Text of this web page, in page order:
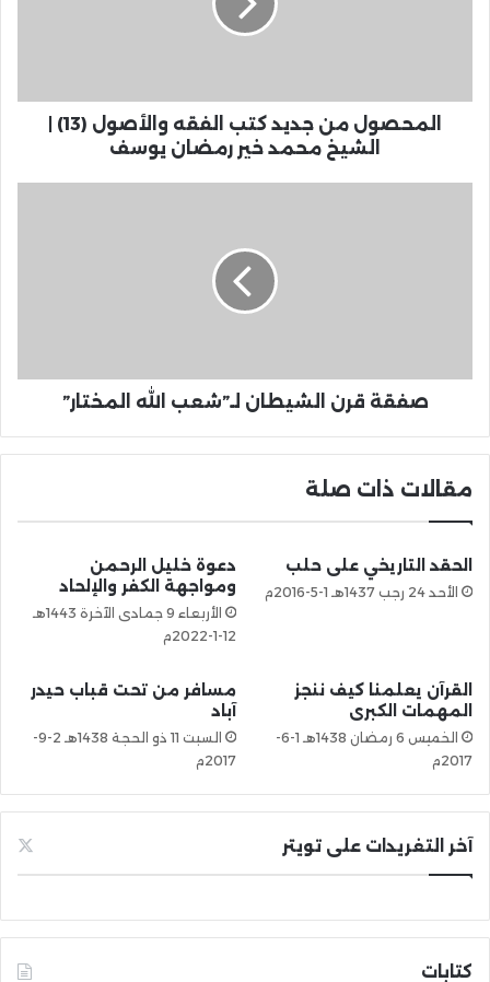
المحصول من جديد كتب الفقه والأصول (13) |
الشيخ محمد خير رمضان يوسف
صفقة قرن الشيطان لـ”شعب الله المختار”
مقالات ذات صلة
الحقد التاريخي على حلب
الأحد 24 رجب 1437هـ 1-5-2016م
دعوة خليل الرحمن
ومواجهة الكفر والإلحاد
الأربعاء 9 جمادى الآخرة 1443هـ
12-1-2022م
القرآن يعلمنا كيف ننجز
المهمات الكبرى
الخميس 6 رمضان 1438هـ 1-6-
2017م
مسافر من تحت قباب حيدر
آباد
السبت 11 ذو الحجة 1438هـ 2-9-
2017م
آخر التغريدات على تويتر
كتابات